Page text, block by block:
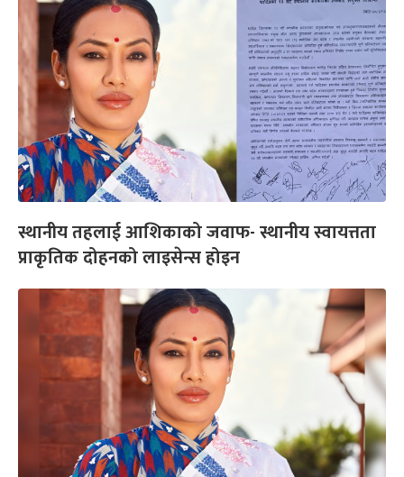
स्थानीय तहलाई आशिकाको जवाफ- स्थानीय स्वायत्तता
प्राकृतिक दोहनको लाइसेन्स होइन